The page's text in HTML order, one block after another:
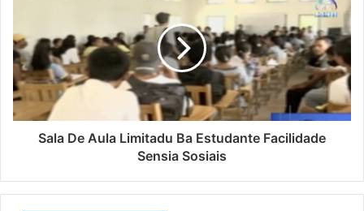
Sala De Aula Limitadu Ba Estudante Facilidade
Sensia Sosiais